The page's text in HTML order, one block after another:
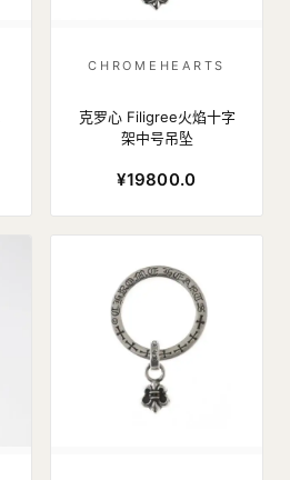
CHROMEHEARTS
克罗心 Filigree火焰十字
架中号吊坠
¥19800.0